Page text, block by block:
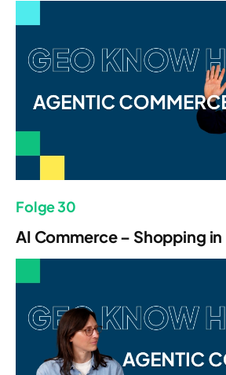
Folge 30
AI Commerce – Shopping